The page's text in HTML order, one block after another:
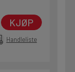
KJØP
Handleliste